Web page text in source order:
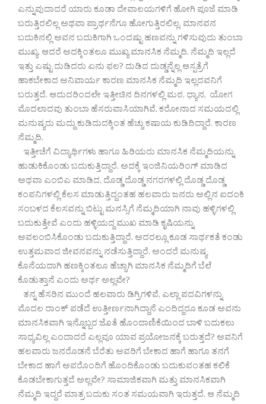
ಎನ್ನುವುದಾದರೆ ಯಾರು ಕೂಡಾ ದೇವಾಲಯಗಳಿಗೆ ಹೋಗಿ ಪೂಜೆ ಮಾಡಿ
ಬರುತ್ತಿರಲಿಲ್ಲ ಅಥವಾ ಪ್ರಾರ್ಥನೆಗೂ ಹೋಗುತ್ತಿರಲಿಲ್ಲ. ಮಾನವನ
ಬದುಕಿನಲ್ಲಿ ಅವನ ಬದುಕಿಗಾಗಿ ಒಂದಷ್ಟು ಹಣವನ್ನು ಗಳಿಸುವುದು ತುಂಬಾ
ಮುಖ್ಯ. ಆದರೆ ಅದಕ್ಕಿಂತಲೂ ಮುಖ್ಯ ಮಾನಸಿಕ ನೆಮ್ಮದಿ. ನೆಮ್ಮದಿ ಇಲ್ಲದೆ
ಇತ್ತು ಎಷ್ಟು ದುಡಿದರು ಏನು ಫಲ? ದುಡಿದ ದುಡ್ಡನ್ನೆಲ್ಲ ಆಸ್ಪತ್ರೆಗೆ
ಹಾಕಬೇಕಾದ ಅನಿವಾರ್ಯ ಕಾರಣ ಮಾನಸಿಕ ನೆಮ್ಮದಿ ಇಲ್ಲದವನಿಗೆ
ಬರುತ್ತದೆ. ಆದುದರಿಂದಲೇ ಇತ್ತೀಚಿನ ದಿನಗಳಲ್ಲಿ ಮಠ, ಧ್ಯಾನ, ಯೋಗ
ಮೊದಲಾದವು ತುಂಬಾ ಹೆಸರುವಾಸಿಯಾಗಿವೆ. ಕರೋನಾದ ಸಮಯದಲ್ಲಿ
ಮನುಷ್ಯರು ಮದ್ದು ಕುಡಿದುದಕ್ಕಿಂತ ಹೆಚ್ಚು ಕಷಾಯ ಕುಡಿದಿದ್ದಾರೆ. ಕಾರಣ
ನೆಮ್ಮದಿ.
ಇತ್ತೀಚೆಗೆ ವಿದ್ಯಾರ್ಥಿಗಳು ಹಾಗೂ ಹಿರಿಯರು ಮಾನಸಿಕ ನೆಮ್ಮದಿಯನ್ನು
ಹುಡುಕಿಕೊಂಡು ಬದುಕುತ್ತಿದ್ದಾರೆ. ಅದಕ್ಕೆ ಇಂಜಿನಿಯರಿಂಗ್ ಮಾಡಿದ
ಅಥವಾ ಎಂಬಿಎ ಮಾಡಿದ, ದೊಡ್ಡ ದೊಡ್ಡ ನಗರಗಳಲ್ಲಿ ದೊಡ್ಡ ದೊಡ್ಡ
ಕಂಪನಿಗಳಲ್ಲಿ ಕೆಲಸ ಮಾಡುತ್ತಿದ್ದಂತಹ ಹಲವಾರು ಜನರು ಅಲ್ಲಿನ ಐದಂಕಿ
ಸಂಬಳದ ಕೆಲಸವನ್ನು ಬಿಟ್ಟು ಮನಸ್ಸಿಗೆ ನೆಮ್ಮದಿಯಾಗಿ ನಾವು ಹಳ್ಳಿಗಳಲ್ಲಿ
ಬದುಕುತ್ತೇವೆ ಎಂದು ಹಳ್ಳಿಯದ್ದ ಮುಖ ಮಾಡಿ ಕೃಷಿಯನ್ನು
ಅವಲಂಬಿಸಿಕೊಂಡು ಬದುಕುತ್ತಿದ್ದಾರೆ. ಅದರಲ್ಲೂ ಕೂಡ ಸಾರ್ಥಕತೆ ಕಂಡು
ಉತ್ತಮವಾದ ಜೀವನವನ್ನು ನಡೆಸುತ್ತಿದ್ದಾರೆ. ಅಂದರೆ ಮನುಷ್ಯ
ಕೊನೆಯದಾಗಿ ಹಣಕ್ಕಿಂತಲೂ ಹೆಚ್ಚಾಗಿ ಮಾನಸಿಕ ನೆಮ್ಮದಿಗೆ ಬೆಲೆ
ಕೊಡುತ್ತಾನೆ ಎಂದು ಅರ್ಥ ಅಲ್ಲವೇ?
ತನ್ನ ಹೆಸರಿನ ಮುಂದೆ ಹಲವಾರು ಡಿಗ್ರಿಗಳಿವೆ, ಎಲ್ಲಾ ಪದವಿಗಳನ್ನು
ಮೊದಲ ರಾಂಕ್ ಪಡೆದೆ ಉತ್ತೀರ್ಣನಾಗಿದ್ದಾನೆ ಎಂದಿದ್ದರೂ ಕೂಡ ಅವನು
ಮಾನಸಿಕವಾಗಿ ಇನ್ನೊಬ್ಬರ ಜೊತೆ ಹೊಂದಾಣಿಕೆಯಿಂದ ಬಾಳಿ ಬದುಕಲು
ಸಾಧ್ಯವಿಲ್ಲ ಎಂದಾದರೆ ಎಲ್ಲವೂ ಯಾವ ಪ್ರಯೋಜನಕ್ಕೆ ಬರುತ್ತದೆ? ಅವನಿಗೆ
ಹಲವಾರು ಜನರೊಡನೆ ಬೆರೆತು ಅವರಿಗೆ ಬೇಕಾದ ಹಾಗೆ ಹಾಗೂ ತನಗೆ
ಬೇಕಾದ ಹಾಗೆ ಅವರೊಂದಿಗೆ ಹೊಂದಿಕೊಂಡು ಬದುಕುವಂತಹ ಕಲಿಕೆ
ಕೊಡಬೇಕಾಗುತ್ತದೆ ಅಲ್ಲವೇ? ಸಾಮಾಜಿಕವಾಗಿ ಮತ್ತು ಮಾನಸಿಕವಾಗಿ
ನೆಮ್ಮದಿ ಇದ್ದರೆ ಮಾತ್ರ ಬದುಕು ಸಂತ ಸಮಯವಾಗಿ ಇರುತ್ತದೆ. ಆ ನೆಮ್ಮದಿ